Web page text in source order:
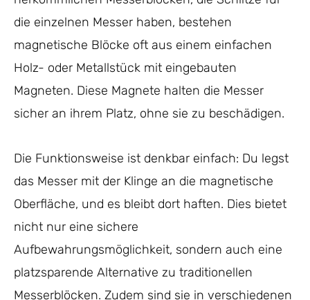
die einzelnen Messer haben, bestehen
magnetische Blöcke oft aus einem einfachen
Holz- oder Metallstück mit eingebauten
Magneten. Diese Magnete halten die Messer
sicher an ihrem Platz, ohne sie zu beschädigen.
Die Funktionsweise ist denkbar einfach: Du legst
das Messer mit der Klinge an die magnetische
Oberfläche, und es bleibt dort haften. Dies bietet
nicht nur eine sichere
Aufbewahrungsmöglichkeit, sondern auch eine
platzsparende Alternative zu traditionellen
Messerblöcken. Zudem sind sie in verschiedenen